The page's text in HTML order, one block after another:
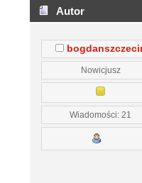
Autor
Nowicjusz
Wiadomości: 21